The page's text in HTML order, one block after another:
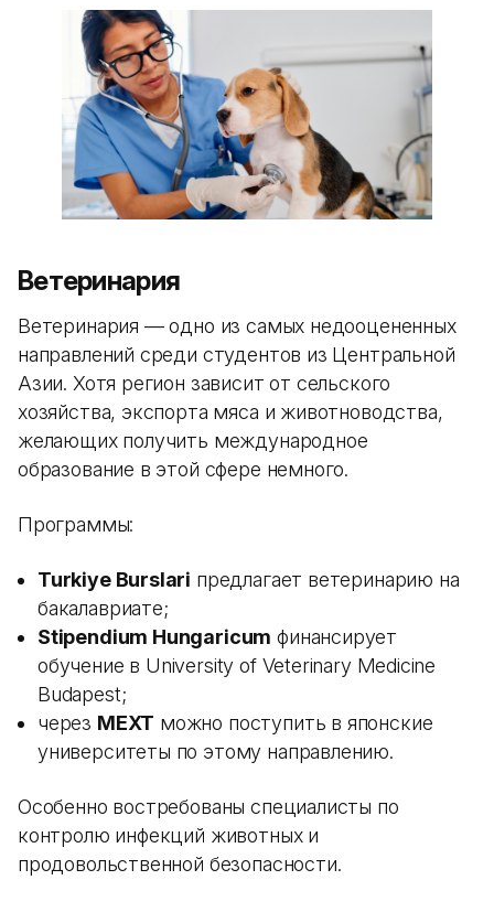
Ветеринария
Ветеринария — одно из самых недооцененных
направлений среди студентов из Центральной
Азии. Хотя регион зависит от сельского
хозяйства, экспорта мяса и животноводства,
желающих получить международное
образование в этой сфере немного.
Программы:
Turkiye Burslari предлагает ветеринарию на
бакалавриате;
Stipendium Hungaricum финансирует
обучение в University of Veterinary Medicine
Budapest;
через MEXT можно поступить в японские
университеты по этому направлению.
Особенно востребованы специалисты по
контролю инфекций животных и
продовольственной безопасности.